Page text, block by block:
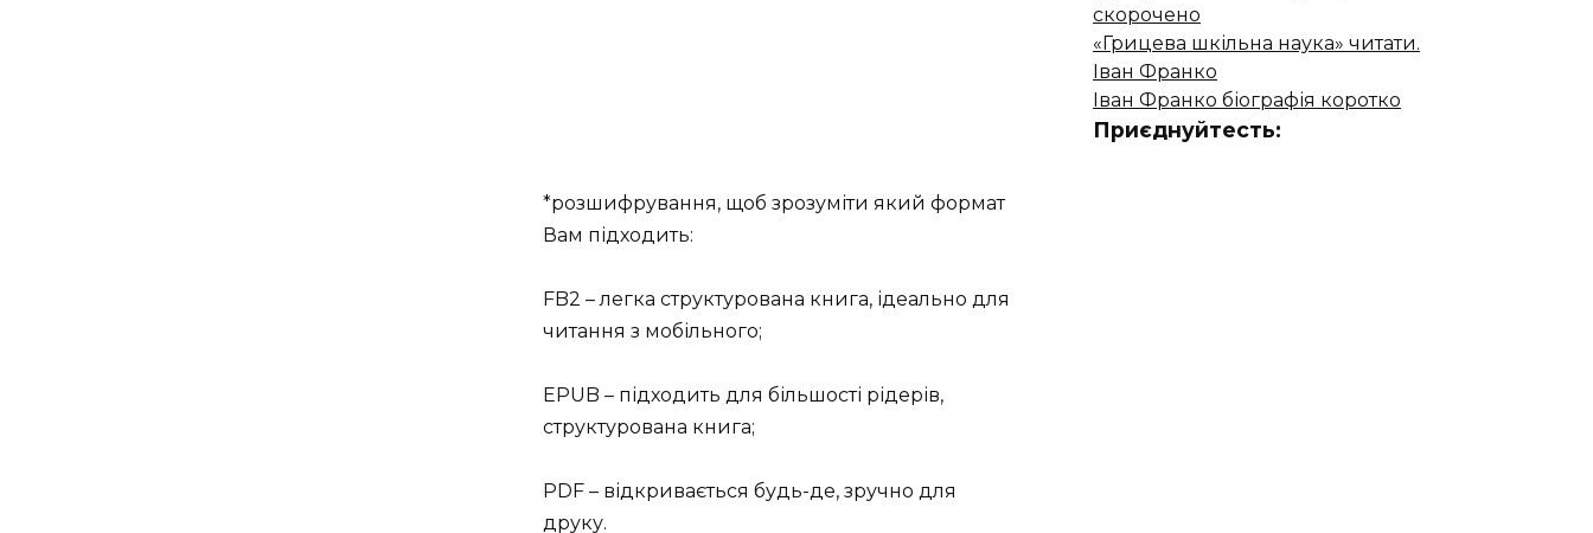
*розшифрування, щоб зрозуміти який формат
Вам підходить:
FB2 – легка структурована книга, ідеально для
читання з мобільного;
EPUB – підходить для більшості рідерів,
структурована книга;
PDF – відкривається будь-де, зручно для
друку.
скорочено
«Грицева шкільна наука» читати.
Іван Франко
Іван Франко біографія коротко
Приєднуйтесть: